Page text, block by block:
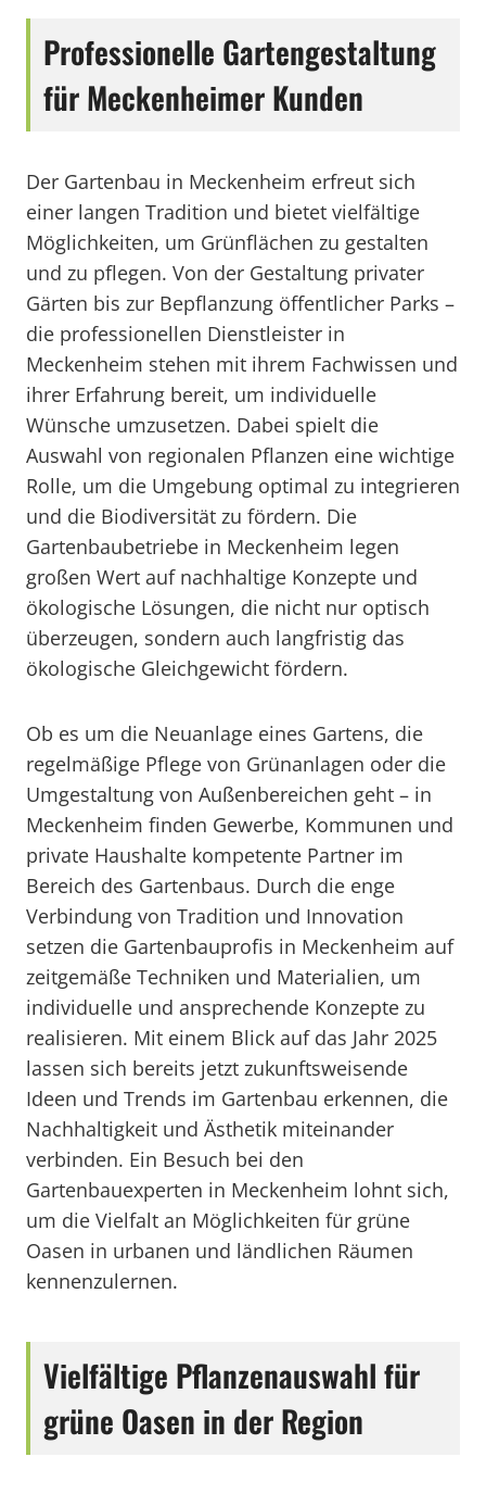
Professionelle Gartengestaltung
für Meckenheimer Kunden
Der Gartenbau in Meckenheim erfreut sich
einer langen Tradition und bietet vielfältige
Möglichkeiten, um Grünflächen zu gestalten
und zu pflegen. Von der Gestaltung privater
Gärten bis zur Bepflanzung öffentlicher Parks –
die professionellen Dienstleister in
Meckenheim stehen mit ihrem Fachwissen und
ihrer Erfahrung bereit, um individuelle
Wünsche umzusetzen. Dabei spielt die
Auswahl von regionalen Pflanzen eine wichtige
Rolle, um die Umgebung optimal zu integrieren
und die Biodiversität zu fördern. Die
Gartenbaubetriebe in Meckenheim legen
großen Wert auf nachhaltige Konzepte und
ökologische Lösungen, die nicht nur optisch
überzeugen, sondern auch langfristig das
ökologische Gleichgewicht fördern.
Ob es um die Neuanlage eines Gartens, die
regelmäßige Pflege von Grünanlagen oder die
Umgestaltung von Außenbereichen geht – in
Meckenheim finden Gewerbe, Kommunen und
private Haushalte kompetente Partner im
Bereich des Gartenbaus. Durch die enge
Verbindung von Tradition und Innovation
setzen die Gartenbauprofis in Meckenheim auf
zeitgemäße Techniken und Materialien, um
individuelle und ansprechende Konzepte zu
realisieren. Mit einem Blick auf das Jahr 2025
lassen sich bereits jetzt zukunftsweisende
Ideen und Trends im Gartenbau erkennen, die
Nachhaltigkeit und Ästhetik miteinander
verbinden. Ein Besuch bei den
Gartenbauexperten in Meckenheim lohnt sich,
um die Vielfalt an Möglichkeiten für grüne
Oasen in urbanen und ländlichen Räumen
kennenzulernen.
Vielfältige Pflanzenauswahl für
grüne Oasen in der Region